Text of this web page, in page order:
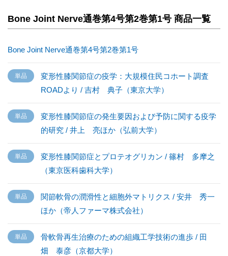
Bone Joint Nerve通巻第4号第2巻第1号 商品一覧
Bone Joint Nerve通巻第4号第2巻第1号
変形性膝関節症の疫学：大規模住民コホート調査
ROADより / 吉村 典子（東京大学）
変形性膝関節症の発生要因および予防に関する疫学
的研究 / 井上 亮ほか（弘前大学）
変形性膝関節症とプロテオグリカン / 篠村 多摩之
（東京医科歯科大学）
関節軟骨の潤滑性と細胞外マトリクス / 安井 秀一
ほか（帝人ファーマ株式会社）
骨軟骨再生治療のための組織工学技術の進歩 / 田
畑 泰彦（京都大学）